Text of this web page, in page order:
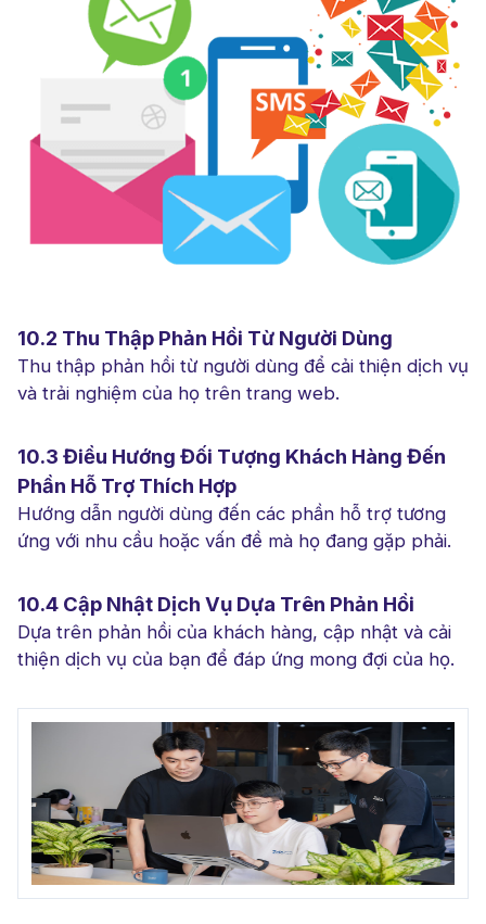
10.2 Thu Thập Phản Hồi Từ Người Dùng
Thu thập phản hồi từ người dùng để cải thiện dịch vụ
và trải nghiệm của họ trên trang web.
10.3 Điều Hướng Đối Tượng Khách Hàng Đến
Phần Hỗ Trợ Thích Hợp
Hướng dẫn người dùng đến các phần hỗ trợ tương
ứng với nhu cầu hoặc vấn đề mà họ đang gặp phải.
10.4 Cập Nhật Dịch Vụ Dựa Trên Phản Hồi
Dựa trên phản hồi của khách hàng, cập nhật và cải
thiện dịch vụ của bạn để đáp ứng mong đợi của họ.